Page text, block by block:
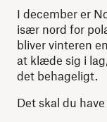
I december er
især nord for
bliver vinteren
at klæde sig i
det behageligt.
Det skal du